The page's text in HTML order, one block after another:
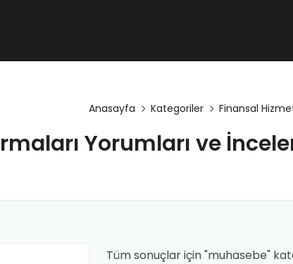
Anasayfa Kategoriler Finansal
Yorumları ve
Tüm sonuçlar için "muhasebe"